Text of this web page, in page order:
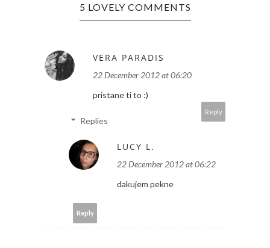
5 LOVELY COMMENTS
VERA PARADIS
22 December 2012 at 06:20
pristane ti to :)
Reply
Replies
LUCY L.
22 December 2012 at 06:22
dakujem pekne
Reply